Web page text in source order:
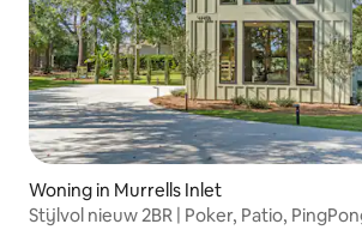
Woning in Murrells Inlet
Stijlvol nieuw 2BR | Poker, Patio,